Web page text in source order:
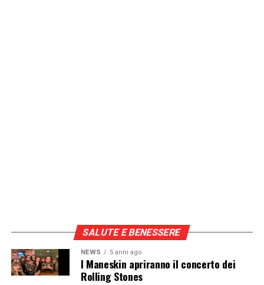
SALUTE E BENESSERE
NEWS 5 anni ago
I Maneskin apriranno il concerto dei
Rolling Stones